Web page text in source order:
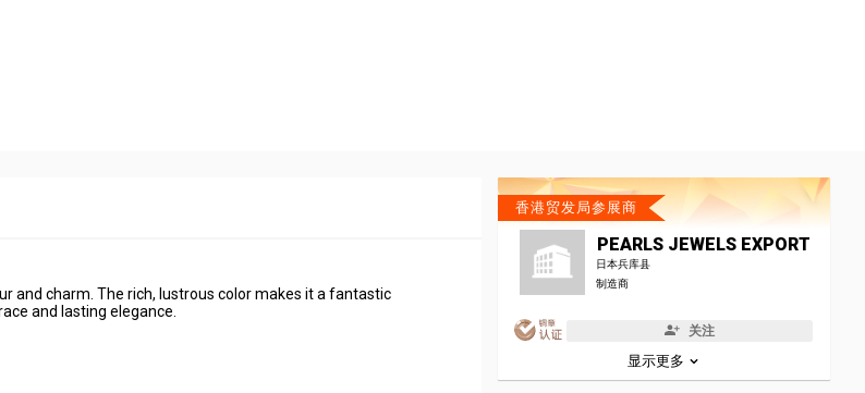
and charm. The rich, lustrous color makes it a fantastic
and lasting elegance.
香港贸发局参展商
PEARLS JEWELS EXPORT
日本兵库县
制造商
关注
显示更多